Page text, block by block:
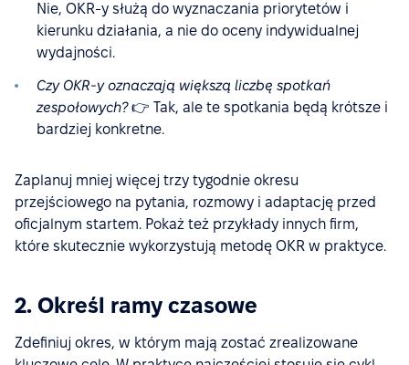
Nie, OKR-y służą do wyznaczania priorytetów i
kierunku działania, a nie do oceny indywidualnej
wydajności.
Czy OKR-y oznaczają większą liczbę spotkań
zespołowych?👉 Tak, ale te spotkania będą krótsze i
bardziej konkretne.
Zaplanuj mniej więcej trzy tygodnie okresu
przejściowego na pytania, rozmowy i adaptację przed
oficjalnym startem. Pokaż też przykłady innych firm,
które skutecznie wykorzystują metodę OKR w praktyce.
2. Określ ramy czasowe
Zdefiniuj okres, w którym mają zostać zrealizowane